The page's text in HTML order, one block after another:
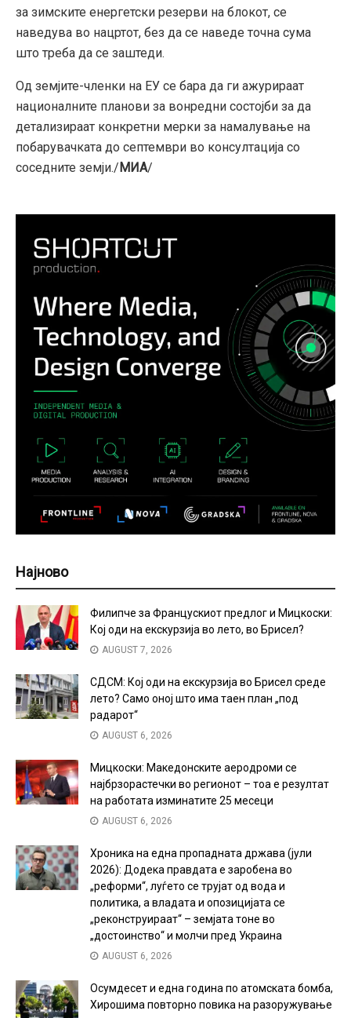
за зимските енергетски резерви на блокот, се
наведува во нацртот, без да се наведе точна сума
што треба да се заштеди.
Од земјите-членки на ЕУ се бара да ги ажурираат
националните планови за вонредни состојби за да
детализираат конкретни мерки за намалување на
побарувачката до септември во консултација со
соседните земји./ МИА/
Најново
Филипче за Францускиот предлог и Мицкоски:
Кој оди на екскурзија во лето, во Брисел?
AUGUST 7, 2026
СДСМ: Кој оди на екскурзија во Брисел среде
лето? Само оној што има таен план „под
радарот“
AUGUST 6, 2026
Мицкоски: Македонските аеродроми се
најбрзорастечки во регионот – тоа е резултат
на работата изминатите 25 месеци
AUGUST 6, 2026
Хроника на една пропадната држава (јули
2026): Додека правдата е заробена во
„реформи“, луѓето се трујат од вода и
политика, а владата и опозицијата се
„реконструираат“ – земјата тоне во
„достоинство“ и молчи пред Украина
AUGUST 6, 2026
Осумдесет и една година по атомската бомба,
Хирошима повторно повика на разоружување